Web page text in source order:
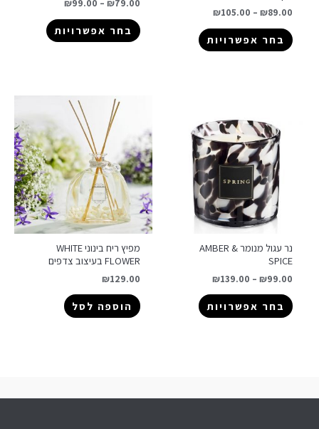
₪89.00
–
₪105.00
בחר אפשרויות
₪79.00
–
₪99.00
בחר אפשרויות
נר עגול מנומר AMBER &
SPICE
₪99.00
–
₪139.00
בחר אפשרויות
מפיץ ריח בינוני WHITE
FLOWER בעיצוב צדפים
₪129.00
הוספה לסל